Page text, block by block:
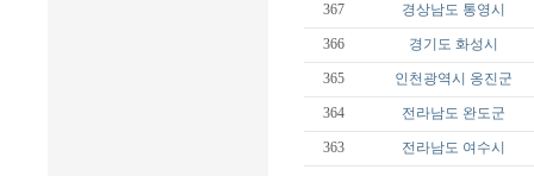
367 경상남도 통영시
366 경기도 화성시
365 인천광역시 옹진군
364 전라남도 완도군
363 전라남도 여수시